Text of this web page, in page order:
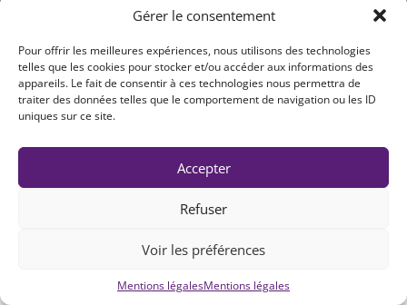
Gérer le consentement
Pour offrir les meilleures expériences, nous utilisons des technologies
telles que les cookies pour stocker et/ou accéder aux informations des
appareils. Le fait de consentir à ces technologies nous permettra de
traiter des données telles que le comportement de navigation ou les ID
uniques sur ce site.
Accepter
Refuser
Voir les préférences
Mentions légalesMentions légales
Actualités
Contact